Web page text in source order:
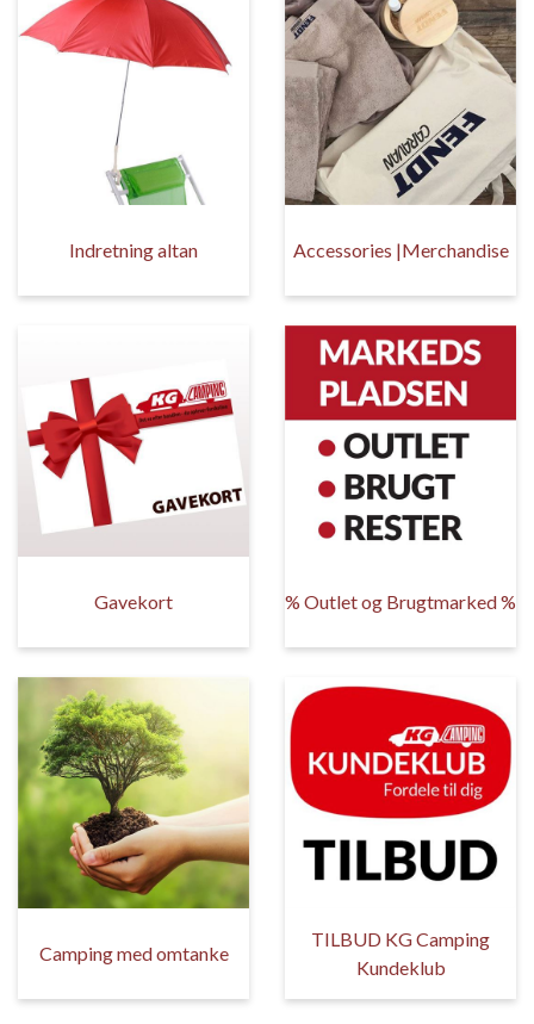
Indretning altan Accessories |Merchandise
Gavekort % Outlet og Brugtmarked %
Camping med omtanke
TILBUD KG Camping
Kundeklub